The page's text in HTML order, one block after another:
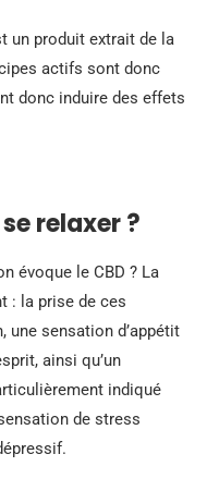
un produit extrait de la
actifs sont donc
donc induire des effets
relaxer ?
évoque le CBD ? La
: la prise de ces
une sensation d’appétit
ainsi qu’un
indiqué
de stress